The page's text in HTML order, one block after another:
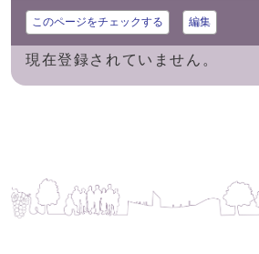
このページをチェックする 編集
現在登録されていません。